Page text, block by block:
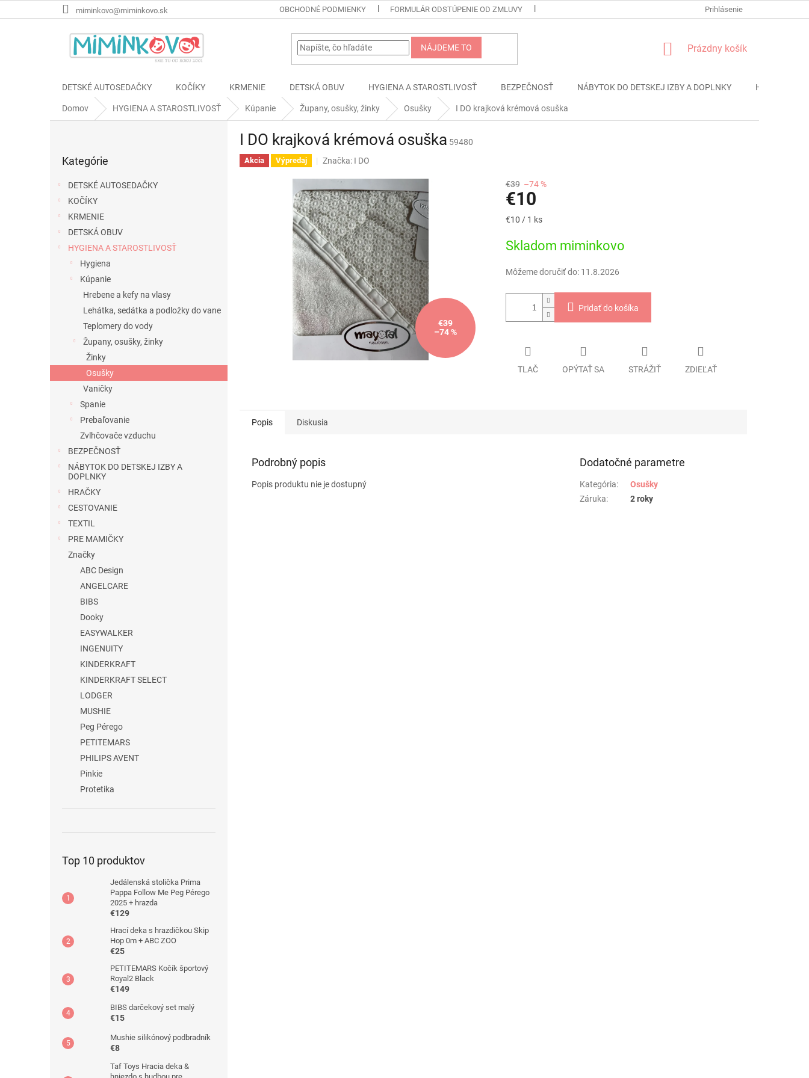
na
miminkovo@miminkovo.sk OBCHODNÉ PODMIENKY FORMULÁR ODSTÚPENIE OD ZMLUVY PODMIENKY OCHRANY OSOBNÝCH
Prihlásenie
NÁJDEME TO
NÁKUPNÝ
Prázdny košík
DETSKÉ AUTOSEDAČKY KOČÍKY KRMENIE DETSKÁ OBUV HYGIENA A STAROSTLIVOSŤ BEZPEČNOSŤ NÁBYTOK DO DETSKEJ IZBY A DOPLNKY HRAČKY
Domov HYGIENA A STAROSTLIVOSŤ Kúpanie Župany, osušky, žinky Osušky I DO krajková krémová osuška
kategórie
Kategórie
DETSKÉ AUTOSEDAČKY
KOČÍKY
KRMENIE
DETSKÁ OBUV
HYGIENA A STAROSTLIVOSŤ
Hygiena
Kúpanie
Hrebene a kefy na vlasy
Lehátka, sedátka a podložky do vane
Teplomery do vody
Župany, osušky, žinky
Žinky
Osušky
Vaničky
Spanie
Prebaľovanie
Zvlhčovače vzduchu
BEZPEČNOSŤ
NÁBYTOK DO DETSKEJ IZBY A
DOPLNKY
HRAČKY
CESTOVANIE
TEXTIL
PRE MAMIČKY
Značky
ABC Design
ANGELCARE
BIBS
Dooky
EASYWALKER
INGENUITY
KINDERKRAFT
KINDERKRAFT SELECT
LODGER
MUSHIE
Peg Pérego
PETITEMARS
PHILIPS AVENT
Pinkie
Protetika
Top 10 produktov
Jedálenská stolička Prima
Pappa Follow Me Peg Pérego
2025 + hrazda
€129
Hrací deka s hrazdičkou Skip
Hop 0m + ABC ZOO
€25
PETITEMARS Kočík športový
Royal2 Black
€149
BIBS darčekový set malý
€15
Mushie silikónový podbradník
€8
Taf Toys Hracia deka &
I DO krajková krémová osuška 59480
Akcia Výpredaj Značka: I DO
€39
–74 %
€39 –74 %
€10
Jednotková
€10 / 1 ks
Skladom miminkovo
Môžeme doručiť do: 11.8.2026
Pridať do košíka
TLAČ OPÝTAŤ SA STRÁŽIŤ ZDIEĽAŤ
Popis Diskusia
Podrobný popis
Popis produktu nie je dostupný
Dodatočné parametre
Kategória:
Osušky
Záruka: 2 roky